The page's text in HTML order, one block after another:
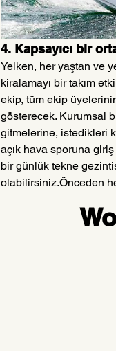
4. Kapsayıcı bir
Yelken, her yaştan ve
kiralamayı bir takım
ekip, tüm ekip
gösterecek. Kurumsal
gitmelerine, istedikleri
açık hava sporuna
bir günlük tekne
olabilirsiniz.Önceden